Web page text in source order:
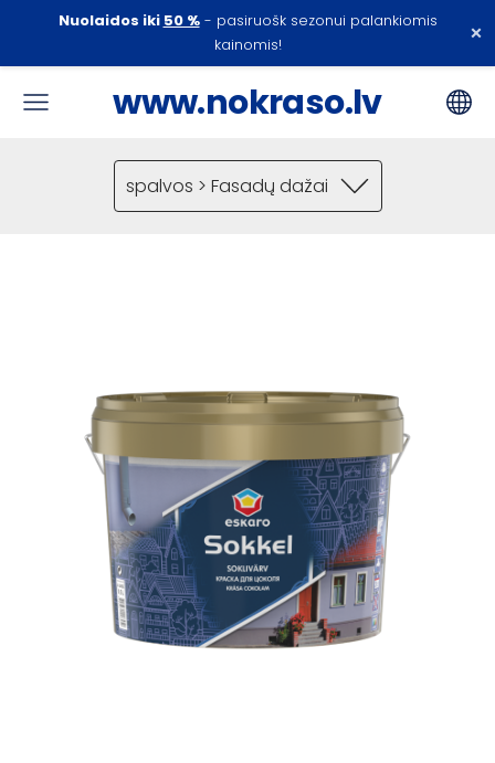
Nuolaidos iki 50 %- pasiruošk sezonui palankiomis
kainomis!
×
www.nokraso.lv
spalvos > Fasadų dažai